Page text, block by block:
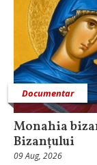
Documentar
Monahia
Bizanțului
09 Aug, 2026